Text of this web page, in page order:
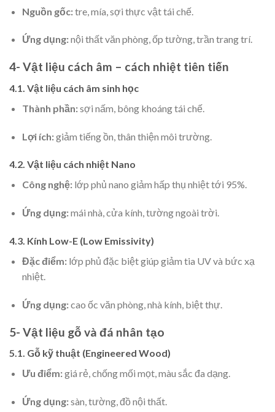
Nguồn gốc:tre, mía, sợi thực vật tái chế.
Ứng dụng:nội thất văn phòng, ốp tường, trần trang trí.
4- Vật liệu cách âm – cách nhiệt tiên tiến
4.1. Vật liệu cách âm sinh học
Thành phần:sợi nấm, bông khoáng tái chế.
Lợi ích:giảm tiếng ồn, thân thiện môi trường.
4.2. Vật liệu cách nhiệt Nano
Công nghệ:lớp phủ nano giảm hấp thụ nhiệt tới 95%.
Ứng dụng:mái nhà, cửa kính, tường ngoài trời.
4.3. Kính Low-E (Low Emissivity)
Đặc điểm:lớp phủ đặc biệt giúp giảm tia UV và bức xạ
nhiệt.
Ứng dụng:cao ốc văn phòng, nhà kính, biệt thự.
5- Vật liệu gỗ và đá nhân tạo
5.1. Gỗ kỹ thuật (Engineered Wood)
Ưu điểm:giá rẻ, chống mối mọt, màu sắc đa dạng.
Ứng dụng:sàn, tường, đồ nội thất.